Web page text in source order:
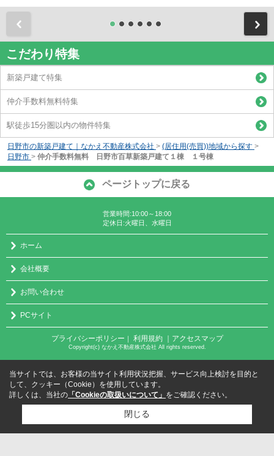
こだわり特集
新築戸建て特集
仲介手数料無料特集
駅徒歩15分圏以内の物件特集
日野市の新築戸建て｜なかえ不動産株式会社 > (居住用(売買))地域から探す >
日野市 > 仲介手数料無料 日野市百草新築戸建て１棟 １号棟
ページトップに戻る
営業時間:10:00～18:00
定休日:火曜日、水曜日
ホーム
会社概要
お問い合わせ
PCサイト
プライバシーポリシー 利用規約 ｜アクセスマップ
Copyright(c) なかえ不動産株式会社 All rights reserved.
当サイトでは、お客様の当サイト利用状況把握、サービス向上検討を目的と
して、クッキー（Cookie）を使用しています。
詳しくは、当社の 「Cookieの取扱いについて」 をご確認ください。
閉じる